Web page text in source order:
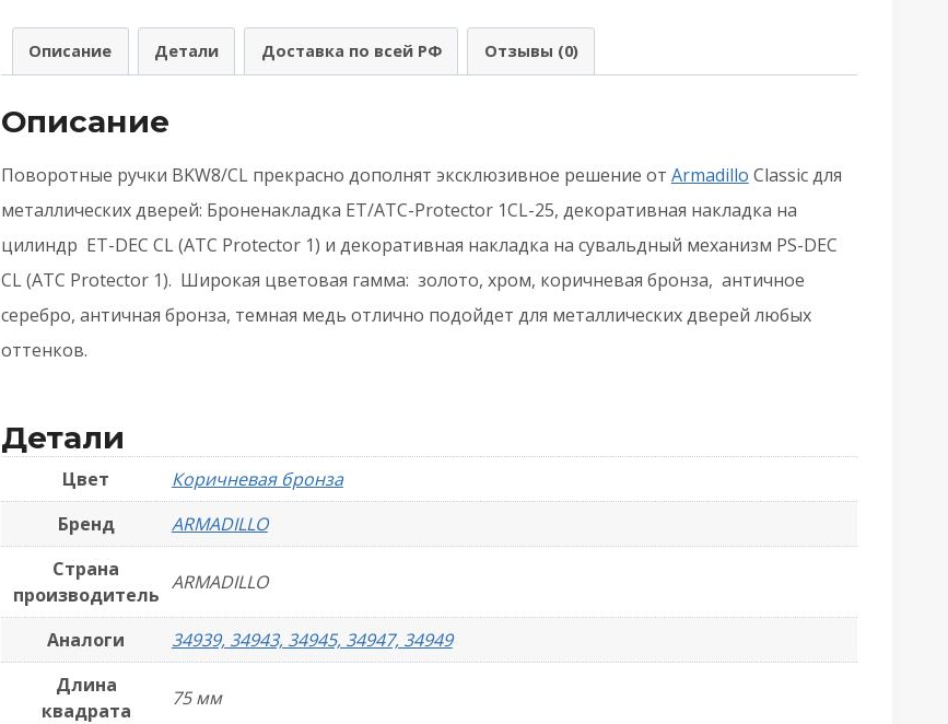
(Армадилло)
поворотная
Описание Детали Доставка по всей РФ Отзывы (0)
Описание
Поворотные ручки BKW8/CL прекрасно дополнят эксклюзивное решение от Armadillo Classic для
металлических дверей: Броненакладка ET/ATC-Protector 1CL-25, декоративная накладка на
цилиндр ET-DEC CL (ATC Protector 1) и декоративная накладка на сувальдный механизм PS-DEC
CL (ATC Protector 1). Широкая цветовая гамма: золото, хром, коричневая бронза, античное
серебро, античная бронза, темная медь отлично подойдет для металлических дверей любых
оттенков.
Детали
Цвет
Коричневая бронза
Бренд
ARMADILLO
Страна
производитель
ARMADILLO
Аналоги
34939, 34943, 34945, 34947, 34949
Длина
квадрата
75 мм